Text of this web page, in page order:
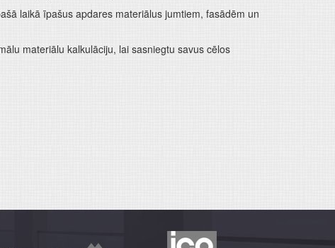
laikā īpašus apdares materiālus jumtiem, fasādēm un
materiālu kalkulāciju, lai sasniegtu savus cēlos